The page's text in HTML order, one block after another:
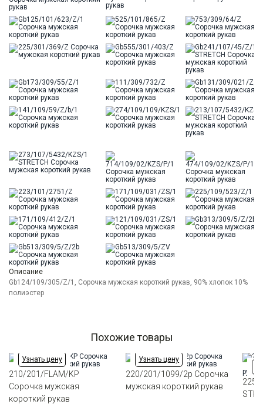
Описание
Gb124/109/305/Z/1, Сорочка мужская короткий рукав, 90% хлопок 10%
полиэстер
Похожие товары
Узнать цену
210/201/FLAM/KP
Сорочка мужская
короткий рукав
Узнать цену
220/201/1099/2p Сорочка
мужская короткий рукав
225/